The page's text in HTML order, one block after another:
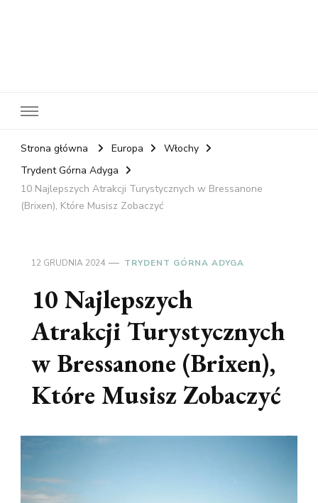
Strona główna Europa
Włochy
Trydent Górna Adyga
10 Najlepszych Atrakcji Turystycznych w Bressanone
(Brixen), Które Musisz Zobaczyć
12 GRUDNIA 2024 TRYDENT GÓRNA ADYGA
10 Najlepszych
Atrakcji Turystycznych
w Bressanone (Brixen),
Które Musisz Zobaczyć